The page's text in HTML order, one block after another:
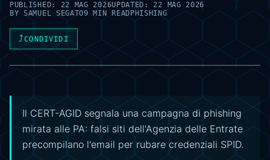
PUBLISHED: 22 MAG 2026UPDATED: 22 MAG 2026
BYSAMUEL SEGATO9 MIN READ PHISHING
⤴CONDIVIDI
Il CERT-AGID segnala una campagna di phishing
mirata alle PA: falsi siti dell'Agenzia delle Entrate
precompilano l'email per rubare credenziali SPID.